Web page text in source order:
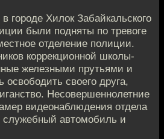
городе Хилок Забайкальского
были подняты по тревоге
отделение полиции.
коррекционной школы-
железными прутьями и
своего друга,
Несовершеннолетние
видеонаблюдения отдела
автомобиль и